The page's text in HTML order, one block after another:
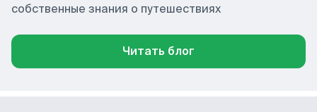
собственные знания о путешествиях
Читать блог